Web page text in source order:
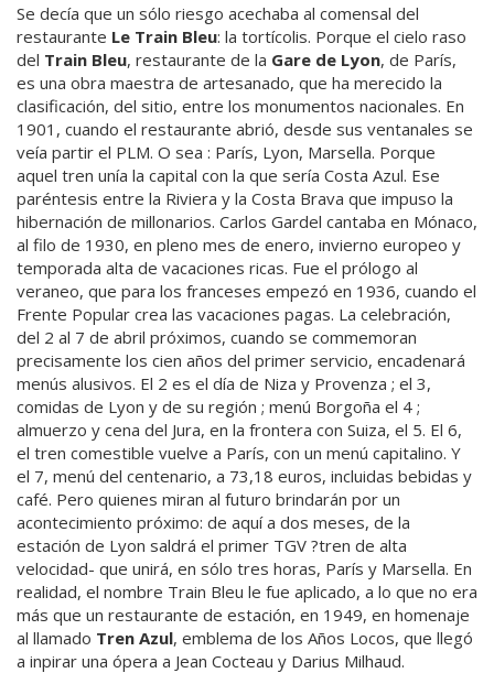
Se decía que un sólo riesgo acechaba al comensal del
restaurante Le Train Bleu: la tortícolis. Porque el cielo raso
del Train Bleu, restaurante de la Gare de Lyon, de París,
es una obra maestra de artesanado, que ha merecido la
clasificación, del sitio, entre los monumentos nacionales. En
1901, cuando el restaurante abrió, desde sus ventanales se
veía partir el PLM. O sea : París, Lyon, Marsella. Porque
aquel tren unía la capital con la que sería Costa Azul. Ese
paréntesis entre la Riviera y la Costa Brava que impuso la
hibernación de millonarios. Carlos Gardel cantaba en Mónaco,
al filo de 1930, en pleno mes de enero, invierno europeo y
temporada alta de vacaciones ricas. Fue el prólogo al
veraneo, que para los franceses empezó en 1936, cuando el
Frente Popular crea las vacaciones pagas. La celebración,
del 2 al 7 de abril próximos, cuando se commemoran
precisamente los cien años del primer servicio, encadenará
menús alusivos. El 2 es el día de Niza y Provenza ; el 3,
comidas de Lyon y de su región ; menú Borgoña el 4 ;
almuerzo y cena del Jura, en la frontera con Suiza, el 5. El 6,
el tren comestible vuelve a París, con un menú capitalino. Y
el 7, menú del centenario, a 73,18 euros, incluidas bebidas y
café. Pero quienes miran al futuro brindarán por un
acontecimiento próximo: de aquí a dos meses, de la
estación de Lyon saldrá el primer TGV ?tren de alta
velocidad- que unirá, en sólo tres horas, París y Marsella. En
realidad, el nombre Train Bleu le fue aplicado, a lo que no era
más que un restaurante de estación, en 1949, en homenaje
al llamado Tren Azul, emblema de los Años Locos, que llegó
a inpirar una ópera a Jean Cocteau y Darius Milhaud.